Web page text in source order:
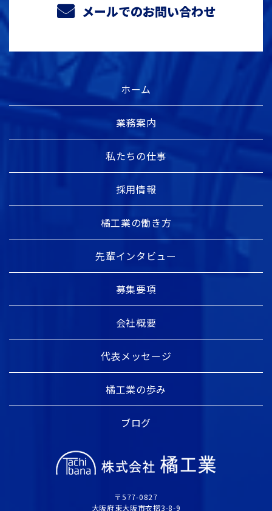
メールでのお問い合わせ
ホーム
業務案内
私たちの仕事
採用情報
橘工業の働き方
先輩インタビュー
募集要項
会社概要
代表メッセージ
橘工業の歩み
ブログ
〒577-0827
大阪府東大阪市衣摺3-8-9